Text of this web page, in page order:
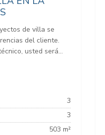
de villa se
del cliente.
usted será...
3
3
503 m²